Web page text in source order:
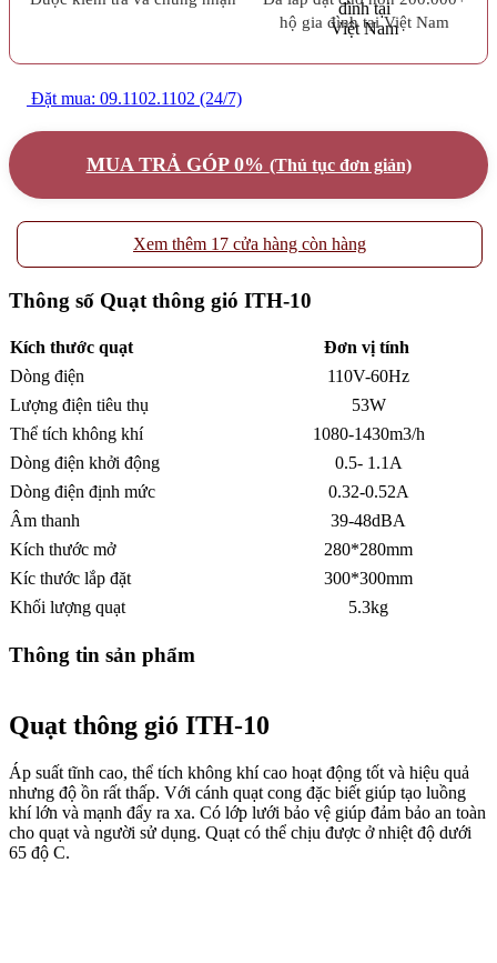
hộ gia đình tại Việt Nam
Đặt mua: 09.1102.1102 (24/7)
MUA TRẢ GÓP 0% (Thủ tục đơn giản)
Xem thêm 17 cửa hàng còn hàng
Thông số Quạt thông gió ITH-10
Kích thước quạt
Đơn vị tính
Dòng điện
110V-60Hz
Lượng điện tiêu thụ
53W
Thể tích không khí
1080-1430m3/h
Dòng điện khởi động
0.5- 1.1A
Dòng điện định mức
0.32-0.52A
Âm thanh
39-48dBA
Kích thước mở
280*280mm
Kíc thước lắp đặt
300*300mm
Khối lượng quạt
5.3kg
Thông tin sản phẩm
Quạt thông gió ITH-10
Áp suất tĩnh cao, thể tích không khí cao hoạt động tốt và hiệu quả
nhưng độ ồn rất thấp. Với cánh quạt cong đặc biết giúp tạo luồng
khí lớn và mạnh đẩy ra xa. Có lớp lưới bảo vệ giúp đảm bảo an toàn
cho quạt và người sử dụng. Quạt có thể chịu được ở nhiệt độ dưới
65 độ C.